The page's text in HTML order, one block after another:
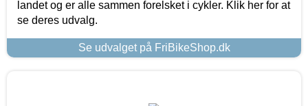
landet og er alle sammen forelsket i cykler. Klik her for at
se deres udvalg.
Se udvalget på FriBikeShop.dk